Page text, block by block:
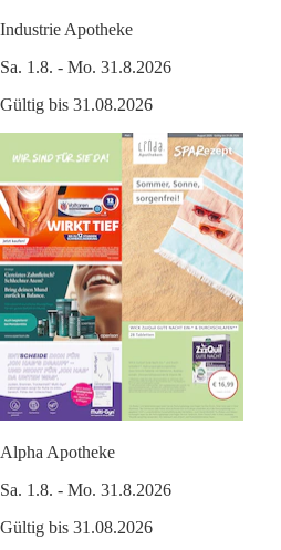
Industrie Apotheke
Sa. 1.8. - Mo. 31.8.2026
Gültig bis 31.08.2026
Alpha Apotheke
Sa. 1.8. - Mo. 31.8.2026
Gültig bis 31.08.2026